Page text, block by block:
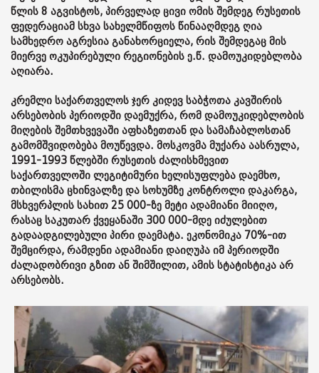
წლის 8 აგვისტოს, პირველად ცივი ომის შემდეგ რუსეთის
ფედერაციამ სხვა სახელმწიფოს წინააღმდეგ ღია
სამხედრო აგრესია განახორციელა, რის შემდეგაც მის
მიერვე ოკუპირებული რეგიონების ე.წ. დამოუკიდებლობა
აღიარა.
კრემლი საქართველოს ჯერ კიდევ საბჭოთა კავშირის
არსებობის პერიოდში დაემუქრა, რომ დამოუკიდებლობის
მიღების შემთხვევაში აფხაზეთთან და სამაჩაბლოსთან
გამომშვიდობება მოუწევდა. მოსკოვმა მუქარა აასრულა,
1991-1993 წლებში რუსეთის ძალისხმევით
საქართველოში ლეგიტიმური ხელისუფლება დაემხო,
თბილისმა ცხინვალზე და სოხუმზე კონტროლი დაკარგა,
მსხვერპლის სახით 25 000-ზე მეტი ადამიანი მიიღო,
რასაც საკუთარ ქვეყანაში 300 000-მდე იძულებით
გადაადგილებული პირი დაემატა. ეკონომიკა 70%-ით
შემცირდა, რამდენი ადამიანი დაიღუპა იმ პერიოდში
ძალადობრივი გზით ან შიმშილით, ამის სტატისტიკა არ
არსებობს.